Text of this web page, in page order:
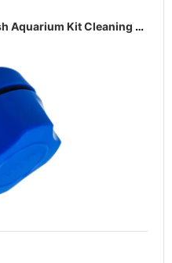
Mini Fish Tank Magnetic Brush Aquarium Kit Cleaning Glass Scraper Cleaner Tool